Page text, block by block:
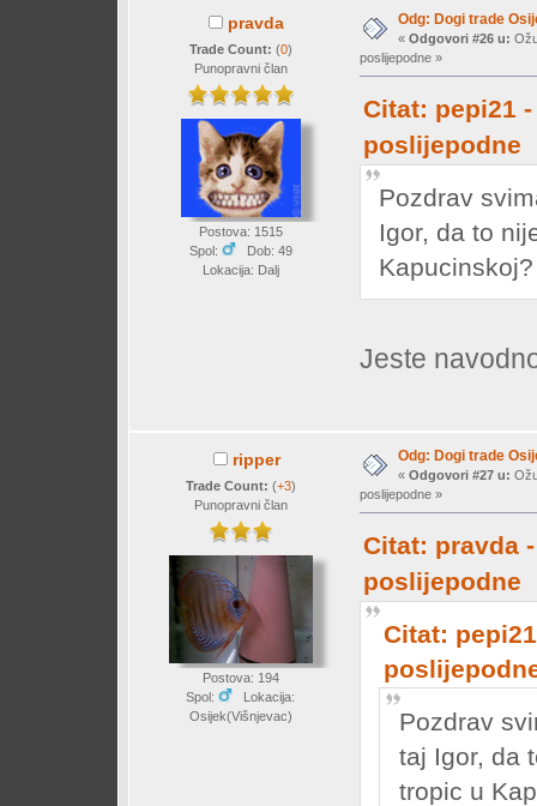
pravda
Trade Count: (0)
Punopravni član
Postova: 1515
Spol:
Dob: 49
Lokacija: Dalj
Odg: Dogi trade
« Odgovori #26 u:
poslijepodne »
Citat: pepi21
poslijepodne
Pozdrav
Igor, da to
Kapucinskoj?
Jeste
ripper
Trade Count: (+3)
Punopravni član
Postova: 194
Spol:
Lokacija:
Osijek(Višnjevac)
Odg: Dogi trade
« Odgovori #27 u:
poslijepodne »
Citat: pravda
poslijepodne
Citat:
Pozdrav
taj Igor, da
tropic u